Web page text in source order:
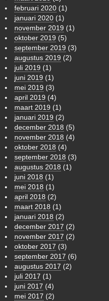
februari 2020 (1)
januari 2020 (1)
november 2019 (1)
oktober 2019 (5)
september 2019 (3)
augustus 2019 (2)
juli 2019 (1)
juni 2019 (1)
mei 2019 (3)
april 2019 (4)
maart 2019 (1)
januari 2019 (2)
december 2018 (5)
november 2018 (4)
oktober 2018 (4)
september 2018 (3)
augustus 2018 (1)
juni 2018 (1)
mei 2018 (1)
april 2018 (2)
maart 2018 (1)
januari 2018 (2)
december 2017 (2)
november 2017 (2)
oktober 2017 (3)
september 2017 (6)
augustus 2017 (2)
juli 2017 (1)
juni 2017 (4)
mei 2017 (2)